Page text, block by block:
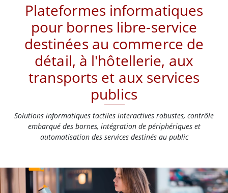
Plateformes informatiques
pour bornes libre-service
destinées au commerce de
détail, à l'hôtellerie, aux
transports et aux services
publics
Solutions informatiques tactiles interactives robustes, contrôle
embarqué des bornes, intégration de périphériques et
automatisation des services destinés au public